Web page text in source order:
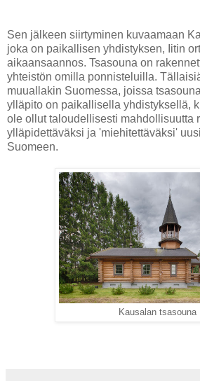
Sen jälkeen siirtyminen kuvaamaan
joka on paikallisen yhdistyksen, Iitin
aikaansaannos. Tsasouna on
yhteistön omilla ponnisteluilla.
muuallakin Suomessa, joissa
ylläpito on paikallisella yhdistyksellä,
ole ollut taloudellisesti mahdollisuutta
ylläpidettäväksi ja 'miehitettäväksi'
Suomeen.
Kausalan tsasouna